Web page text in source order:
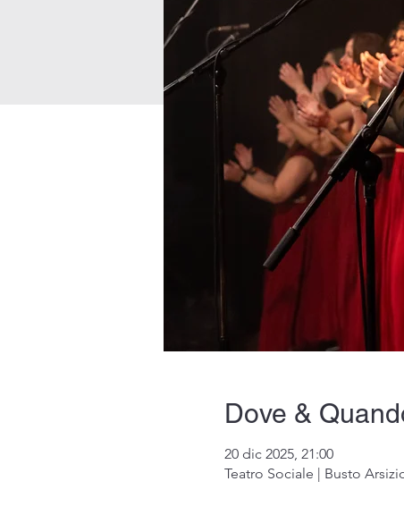
Dove &
20 dic 2025, 21:00
Teatro Sociale | Busto